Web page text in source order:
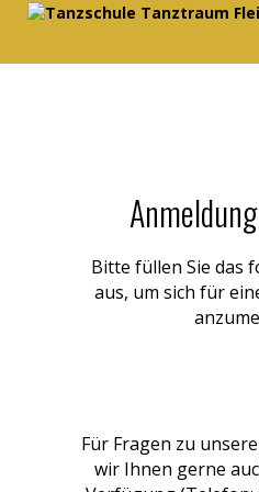
Bitte füllen Sie das
aus, um sich für
Für Fragen zu
wir Ihnen gerne